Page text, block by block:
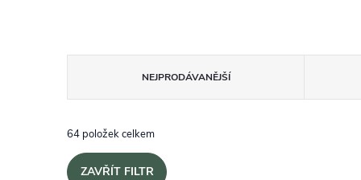
Řazení produktů
NEJPRODÁVANĚJŠÍ
64 položek celkem
ZAVŘÍT FILTR